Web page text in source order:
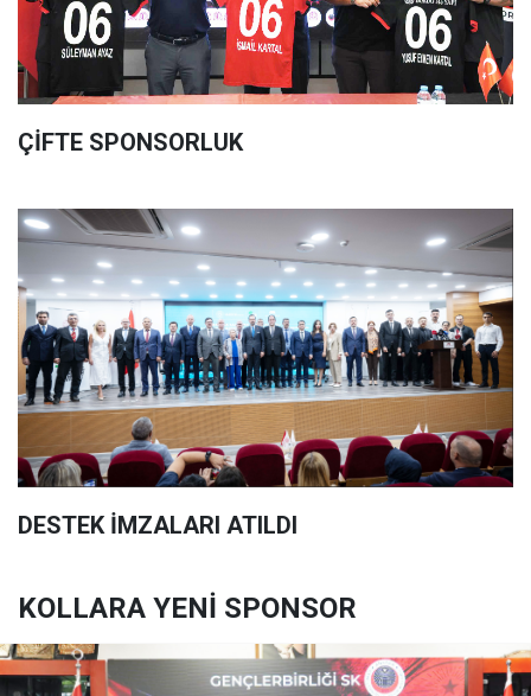
ÇİFTE SPONSORLUK
DESTEK İMZALARI ATILDI
KOLLARA YENİ SPONSOR